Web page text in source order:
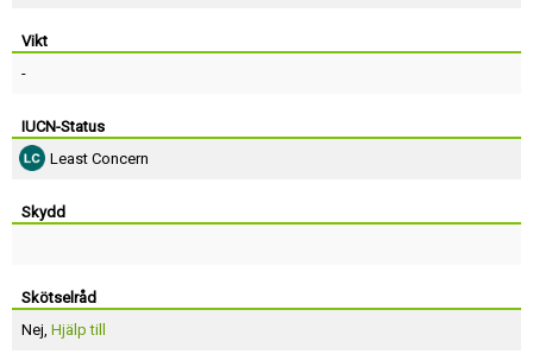
Vikt
-
IUCN-Status
Least Concern
Skydd
Skötselråd
Nej, Hjälp till